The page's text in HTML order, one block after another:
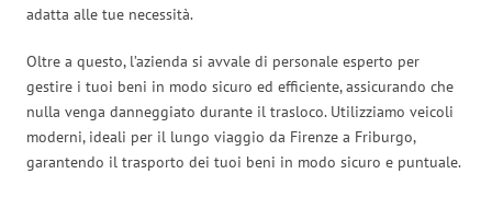
adatta alle tue necessità.
Oltre a questo, l’azienda si avvale di personale esperto per
gestire i tuoi beni in modo sicuro ed efficiente, assicurando che
nulla venga danneggiato durante il trasloco. Utilizziamo veicoli
moderni, ideali per il lungo viaggio da Firenze a Friburgo,
garantendo il trasporto dei tuoi beni in modo sicuro e puntuale.